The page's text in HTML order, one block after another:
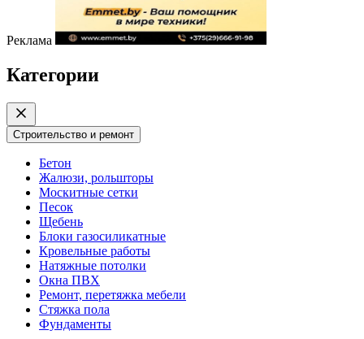
Реклама
Категории
Строительство и ремонт
Бетон
Жалюзи, рольшторы
Москитные сетки
Песок
Щебень
Блоки газосиликатные
Кровельные работы
Натяжные потолки
Окна ПВХ
Ремонт, перетяжка мебели
Стяжка пола
Фундаменты